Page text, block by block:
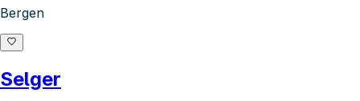
Bergen
Selger